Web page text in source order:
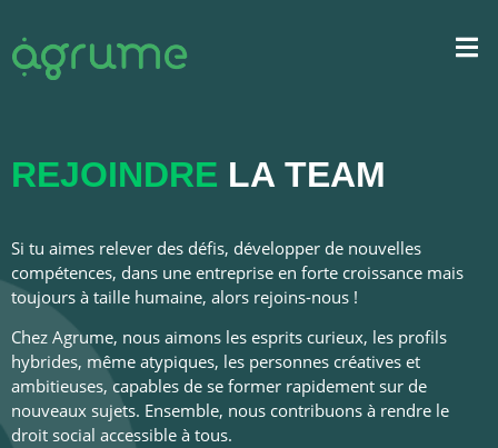
REJOINDRE LA TEAM
Si tu aimes relever des défis, développer de nouvelles
compétences, dans une entreprise en forte croissance mais
toujours à taille humaine, alors rejoins-nous !
Chez Agrume, nous aimons les esprits curieux, les profils
hybrides, même atypiques, les personnes créatives et
ambitieuses, capables de se former rapidement sur de
nouveaux sujets. Ensemble, nous contribuons à rendre le
droit social accessible à tous.